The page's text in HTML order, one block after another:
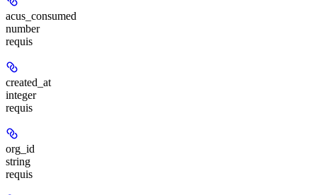
acus_consumed
number
requis
created_at
integer
requis
org_id
string
requis